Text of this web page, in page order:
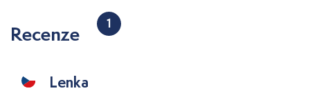
Recenze 1
Lenka